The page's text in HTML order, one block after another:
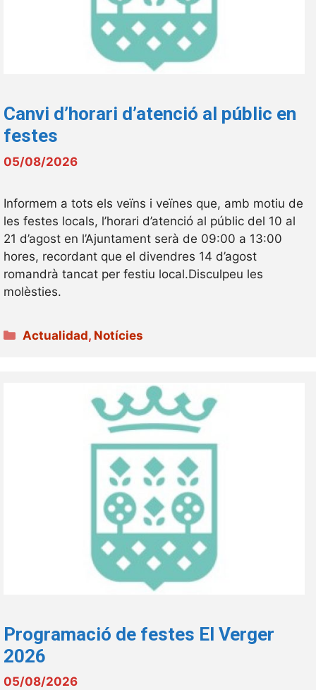
Canvi d’horari d’atenció al públic en
festes
05/08/2026
Informem a tots els veïns i veïnes que, amb motiu de
les festes locals, l’horari d’atenció al públic del 10 al
21 d’agost en l’Ajuntament serà de 09:00 a 13:00
hores, recordant que el divendres 14 d’agost
romandrà tancat per festiu local.Disculpeu les
molèsties.
Categories
Actualidad, Notícies
Programació de festes El Verger
2026
05/08/2026